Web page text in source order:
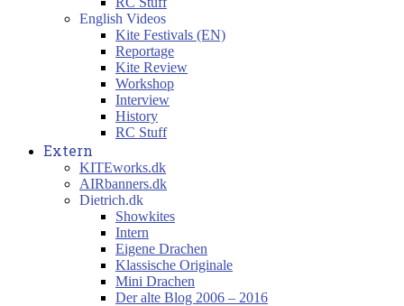
English Videos
Kite Festivals (EN)
Reportage
Kite Review
Workshop
Interview
History
RC Stuff
Extern
KITEworks.dk
AIRbanners.dk
Dietrich.dk
Showkites
Intern
Eigene Drachen
Klassische Originale
Mini Drachen
Der alte Blog 2006 – 2016